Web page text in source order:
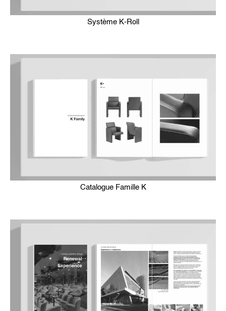
Système K-Roll
Catalogue Famille K